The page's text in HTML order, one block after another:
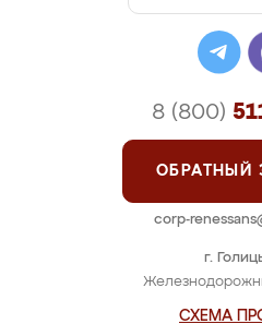
г.
СХЕМА
8 (800)
ОБРАТНЫЙ
corp-